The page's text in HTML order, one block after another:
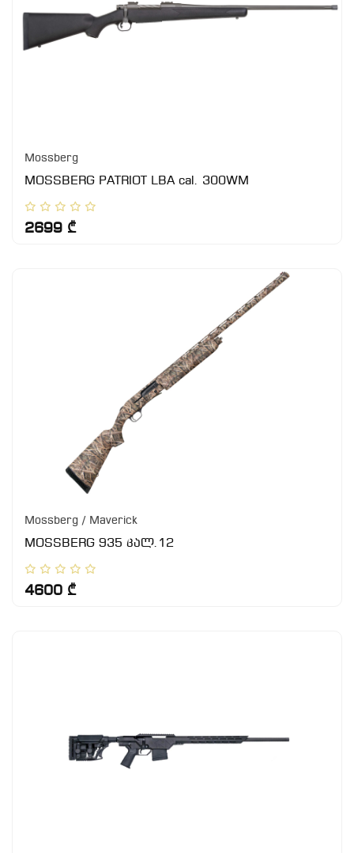
Mossberg
MOSSBERG PATRIOT LBA cal. 300WM
2699 ₾
Mossberg / Maverick
MOSSBERG 935 კალ.12
4600 ₾